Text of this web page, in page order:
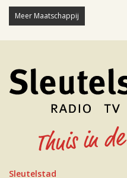
Meer Maatschappij
Sleutelstad